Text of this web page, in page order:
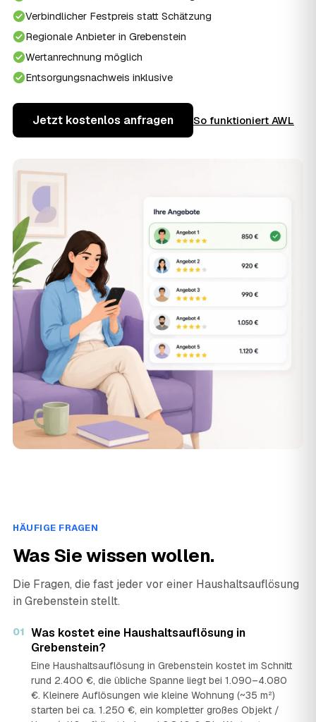
Verbindlicher Festpreis statt Schätzung
Regionale Anbieter in Grebenstein
Wertanrechnung möglich
Entsorgungsnachweis inklusive
Jetzt kostenlos anfragen So funktioniert AWL
HÄUFIGE FRAGEN
Was Sie wissen wollen.
Die Fragen, die fast jeder vor einer Haushaltsauflösung
in Grebenstein stellt.
01 Was kostet eine Haushaltsauflösung in
Grebenstein?
Eine Haushaltsauflösung in Grebenstein kostet im Schnitt
rund 2.400 €, die übliche Spanne liegt bei 1.090–4.080
€. Kleinere Auflösungen wie kleine Wohnung (~35 m²)
starten bei ca. 1.250 €, ein kompletter großes Objekt /